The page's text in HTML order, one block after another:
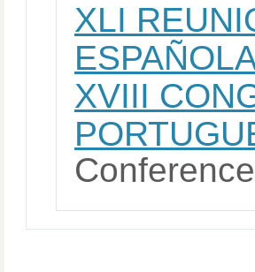
XLI
XVIII
Conference